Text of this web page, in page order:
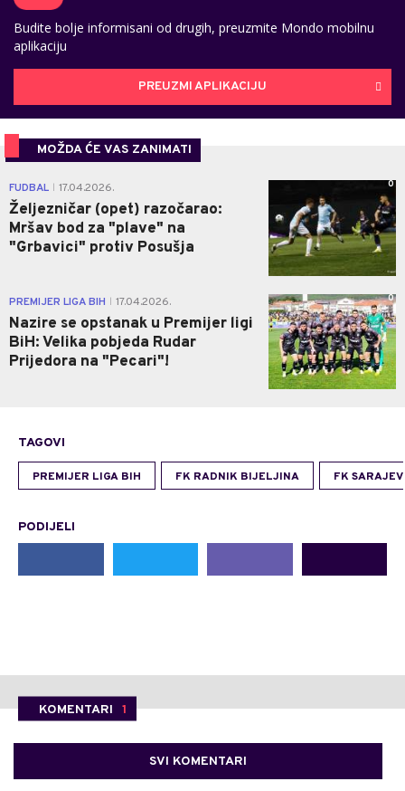
Budite bolje informisani od drugih, preuzmite Mondo mobilnu
aplikaciju
PREUZMI APLIKACIJU
MOŽDA ĆE VAS ZANIMATI
FUDBAL 17.04.2026.
Željezničar (opet) razočarao:
Mršav bod za "plave" na
"Grbavici" protiv Posušja
0
PREMIJER LIGA BIH 17.04.2026.
Nazire se opstanak u Premijer ligi
BiH: Velika pobjeda Rudar
Prijedora na "Pecari"!
0
TAGOVI
PREMIJER LIGA BIH FK RADNIK BIJELJINA FK
PODIJELI
KOMENTARI 1
SVI KOMENTARI